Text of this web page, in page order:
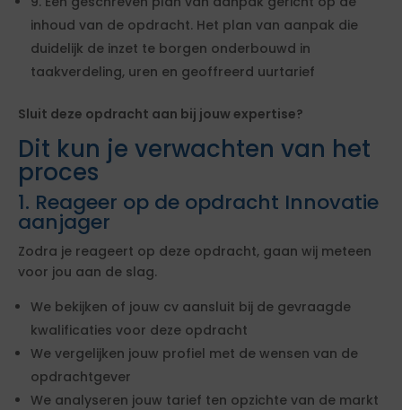
inhoud van de opdracht. Het plan van aanpak die
duidelijk de inzet te borgen onderbouwd in
taakverdeling, uren en geoffreerd uurtarief
Sluit deze opdracht aan bij jouw expertise?
Dit kun je verwachten van het
proces
1. Reageer op de opdracht Innovatie
aanjager
Zodra je reageert op deze opdracht, gaan wij meteen
voor jou aan de slag.
We bekijken of jouw cv aansluit bij de gevraagde
kwalificaties voor deze opdracht
We vergelijken jouw profiel met de wensen van de
opdrachtgever
We analyseren jouw tarief ten opzichte van de markt